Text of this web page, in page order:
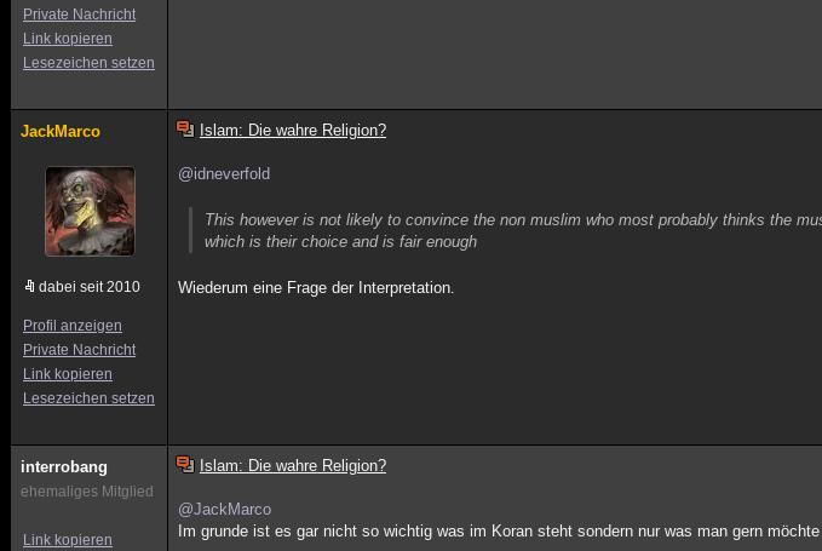
Private Nachricht
Link kopieren
Lesezeichen setzen
JackMarco
dabei seit 2010
Profil anzeigen
Private Nachricht
Link kopieren
Lesezeichen setzen
Islam: Die wahre Religion?
@idneverfold
This however is not likely to convince the non muslim who most probably thinks the
which is their choice and is fair enough
Wiederum eine Frage der Interpretation.
interrobang
ehemaliges Mitglied
Link kopieren
Islam: Die wahre Religion?
@JackMarco
Im grunde ist es gar nicht so wichtig was im Koran steht sondern nur was man gern